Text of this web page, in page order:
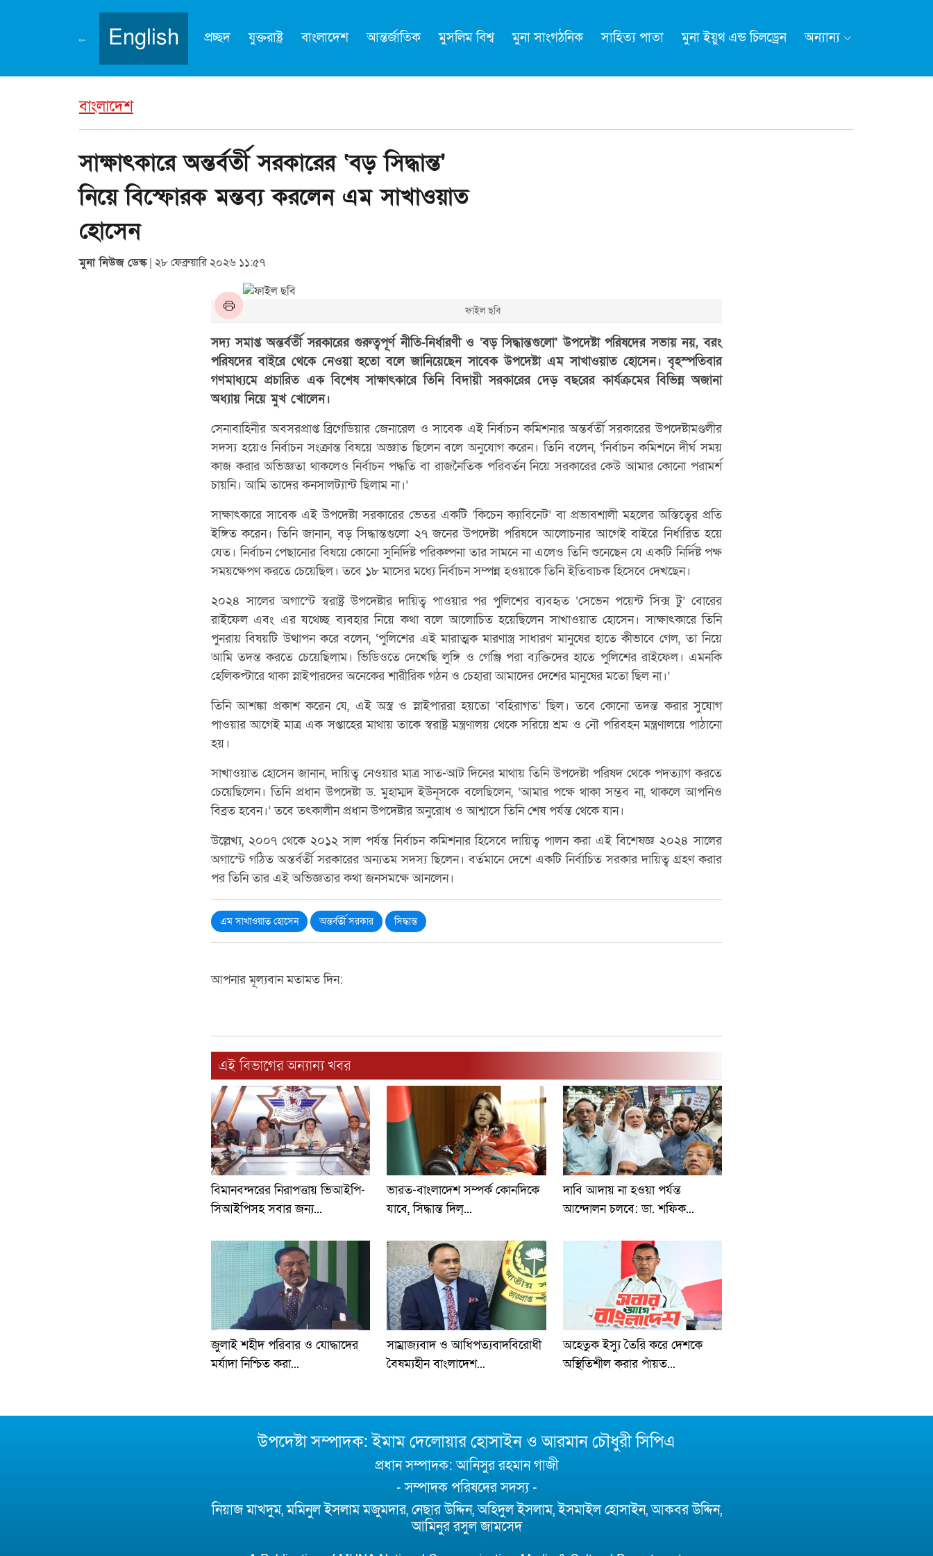
English প্রচ্ছদ যুক্তরাষ্ট্র বাংলাদেশ আন্তর্জাতিক মুসলিম বিশ্ব মুনা সাংগঠনিক সাহিত্য পাতা মুনা ইয়ুথ এন্ড চিলড্রেন অন্যান্য
বাংলাদেশ
সাক্ষাৎকারে অন্তর্বর্তী সরকারের ‘বড় সিদ্ধান্ত'
নিয়ে বিস্ফোরক মন্তব্য করলেন এম সাখাওয়াত
হোসেন
মুনা নিউজ ডেস্ক| ২৮ ফেব্রুয়ারি ২০২৬ ১১:৫৭
ফাইল ছবি
সদ্য সমাপ্ত অন্তর্বর্তী সরকারের গুরুত্বপূর্ণ নীতি-নির্ধারণী ও ‘বড় সিদ্ধান্তগুলো’ উপদেষ্টা পরিষদের সভায় নয়, বরং
পরিষদের বাইরে থেকে নেওয়া হতো বলে জানিয়েছেন সাবেক উপদেষ্টা এম সাখাওয়াত হোসেন। বৃহস্পতিবার
গণমাধ্যমে প্রচারিত এক বিশেষ সাক্ষাৎকারে তিনি বিদায়ী সরকারের দেড় বছরের কার্যক্রমের বিভিন্ন অজানা
অধ্যায় নিয়ে মুখ খোলেন।
সেনাবাহিনীর অবসরপ্রাপ্ত ব্রিগেডিয়ার জেনারেল ও সাবেক এই নির্বাচন কমিশনার অন্তর্বর্তী সরকারের উপদেষ্টামণ্ডলীর
সদস্য হয়েও নির্বাচন সংক্রান্ত বিষয়ে অজ্ঞাত ছিলেন বলে অনুযোগ করেন। তিনি বলেন, ‘নির্বাচন কমিশনে দীর্ঘ সময়
কাজ করার অভিজ্ঞতা থাকলেও নির্বাচন পদ্ধতি বা রাজনৈতিক পরিবর্তন নিয়ে সরকারের কেউ আমার কোনো পরামর্শ
চায়নি। আমি তাদের কনসালট্যান্ট ছিলাম না।’
সাক্ষাৎকারে সাবেক এই উপদেষ্টা সরকারের ভেতর একটি ‘কিচেন ক্যাবিনেট’ বা প্রভাবশালী মহলের অস্তিত্বের প্রতি
ইঙ্গিত করেন। তিনি জানান, বড় সিদ্ধান্তগুলো ২৭ জনের উপদেষ্টা পরিষদে আলোচনার আগেই বাইরে নির্ধারিত হয়ে
যেত। নির্বাচন পেছানোর বিষয়ে কোনো সুনির্দিষ্ট পরিকল্পনা তার সামনে না এলেও তিনি শুনেছেন যে একটি নির্দিষ্ট পক্ষ
সময়ক্ষেপণ করতে চেয়েছিল। তবে ১৮ মাসের মধ্যে নির্বাচন সম্পন্ন হওয়াকে তিনি ইতিবাচক হিসেবে দেখছেন।
২০২৪ সালের অগাস্টে স্বরাষ্ট্র উপদেষ্টার দায়িত্ব পাওয়ার পর পুলিশের ব্যবহৃত ‘সেভেন পয়েন্ট সিক্স টু’ বোরের
রাইফেল এবং এর যথেচ্ছ ব্যবহার নিয়ে কথা বলে আলোচিত হয়েছিলেন সাখাওয়াত হোসেন। সাক্ষাৎকারে তিনি
পুনরায় বিষয়টি উত্থাপন করে বলেন, ‘পুলিশের এই মারাত্মক মারণাস্ত্র সাধারণ মানুষের হাতে কীভাবে গেল, তা নিয়ে
আমি তদন্ত করতে চেয়েছিলাম। ভিডিওতে দেখেছি লুঙ্গি ও গেঞ্জি পরা ব্যক্তিদের হাতে পুলিশের রাইফেল। এমনকি
হেলিকপ্টারে থাকা স্নাইপারদের অনেকের শারীরিক গঠন ও চেহারা আমাদের দেশের মানুষের মতো ছিল না।’
তিনি আশঙ্কা প্রকাশ করেন যে, এই অস্ত্র ও স্নাইপাররা হয়তো ‘বহিরাগত’ ছিল। তবে কোনো তদন্ত করার সুযোগ
পাওয়ার আগেই মাত্র এক সপ্তাহের মাথায় তাকে স্বরাষ্ট্র মন্ত্রণালয় থেকে সরিয়ে শ্রম ও নৌ পরিবহন মন্ত্রণালয়ে পাঠানো
হয়।
সাখাওয়াত হোসেন জানান, দায়িত্ব নেওয়ার মাত্র সাত-আট দিনের মাথায় তিনি উপদেষ্টা পরিষদ থেকে পদত্যাগ করতে
চেয়েছিলেন। তিনি প্রধান উপদেষ্টা ড. মুহাম্মদ ইউনূসকে বলেছিলেন, ‘আমার পক্ষে থাকা সম্ভব না, থাকলে আপনিও
বিব্রত হবেন।’ তবে তৎকালীন প্রধান উপদেষ্টার অনুরোধ ও আশ্বাসে তিনি শেষ পর্যন্ত থেকে যান।
উল্লেখ্য, ২০০৭ থেকে ২০১২ সাল পর্যন্ত নির্বাচন কমিশনার হিসেবে দায়িত্ব পালন করা এই বিশেষজ্ঞ ২০২৪ সালের
অগাস্টে গঠিত অন্তর্বর্তী সরকারের অন্যতম সদস্য ছিলেন। বর্তমানে দেশে একটি নির্বাচিত সরকার দায়িত্ব গ্রহণ করার
পর তিনি তার এই অভিজ্ঞতার কথা জনসমক্ষে আনলেন।
এম সাখাওয়াত হোসেন অন্তর্বর্তী সরকার সিদ্ধান্ত
আপনার মূল্যবান মতামত দিন:
এই বিভাগের অন্যান্য খবর
বিমানবন্দরের নিরাপত্তায় ভিআইপি-
সিআইপিসহ সবার জন্য...
ভারত-বাংলাদেশ সম্পর্ক কোনদিকে
যাবে, সিদ্ধান্ত দিল্...
দাবি আদায় না হওয়া পর্যন্ত
আন্দোলন চলবে: ডা. শফিক...
জুলাই শহীদ পরিবার ও যোদ্ধাদের
মর্যাদা নিশ্চিত করা...
সাম্রাজ্যবাদ ও আধিপত্যবাদবিরোধী
বৈষম্যহীন বাংলাদেশ...
অহেতুক ইস্যু তৈরি করে দেশকে
অস্থিতিশীল করার পাঁয়ত...
উপদেষ্টা সম্পাদক: ইমাম দেলোয়ার হোসাইন ও আরমান চৌধুরী সিপিএ
প্রধান সম্পাদক: আনিসুর রহমান গাজী
- সম্পাদক পরিষদের সদস্য -
নিয়াজ মাখদুম, মমিনুল ইসলাম মজুমদার, নেছার উদ্দিন, অহিদুল ইসলাম, ইসমাইল হোসাইন, আকবর উদ্দিন,
আমিনুর রসুল জামসেদ